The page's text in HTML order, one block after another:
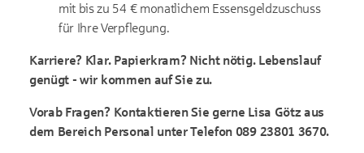
mit bis zu 54 € monatlichem Essensgeldzuschuss
für Ihre Verpflegung.
Karriere? Klar. Papierkram? Nicht nötig. Lebenslauf
genügt - wir kommen auf Sie zu.
Vorab Fragen? Kontaktieren Sie gerne Lisa Götz aus
dem Bereich Personal unter Telefon 089 23801 3670.